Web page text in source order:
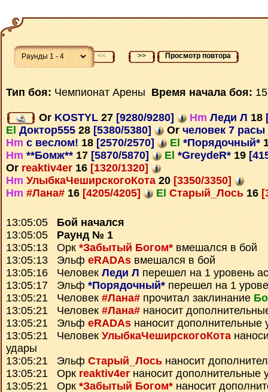
<< >> Просмотр повтора
Тип боя: Чемпионат Арены Время начала боя:
Or KOSTYL 27 [9280/9280] Hm Леди Л 18
El Доктор555 28 [5380/5380] Or человек 7 расы
Hm с веслом! 18 [2570/2570] El *Порядочный*
Hm **Бомж** 17 [5870/5870] El *GreydeR* 19
Or reaktiv4er 16 [1320/1320]
Hm УлыбкаЧеширскогоКота 20 [3350/3350]
Hm #Лана# 16 [4205/4205] El Старый_Лось 16
13:05:05 Бой начался
13:05:05 Раунд № 1
13:05:13 Орк *Забытый Богом* вмешался в бой
13:05:13 Эльф eRADAs вмешался в бой
13:05:16 Человек Леди Л перешел на 1 уровень
13:05:17 Эльф *Порядочный* перешел на 1
13:05:21 Человек #Лана# прочитал заклинание
13:05:21 Человек #Лана# наносит
13:05:21 Эльф eRADAs наносит дополнительные
13:05:21 Человек УлыбкаЧеширскогоКота
удары
13:05:21 Эльф Старый_Лось наносит
13:05:21 Орк reaktiv4er наносит дополнительные
13:05:21 Орк *Забытый Богом* наносит